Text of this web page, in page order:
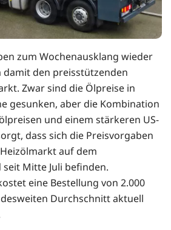
zum Wochenausklang wieder
den preisstützenden
Zwar sind die Ölpreise in
gesunken, aber die Kombination
und einem stärkeren US-
dass sich die Preisvorgaben
auf dem
Mitte Juli befinden.
eine Bestellung von 2.000
Durchschnitt aktuell